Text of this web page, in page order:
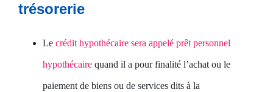
trésorerie
Le crédit hypothécaire sera appelé prêt personnel
hypothécaire quand il a pour finalité l’achat ou le
paiement de biens ou de services dits à la